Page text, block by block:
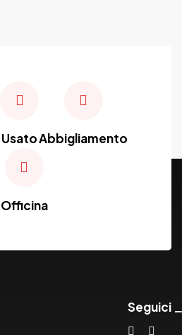
UsatoAbbigliamento
Officina
Seguici